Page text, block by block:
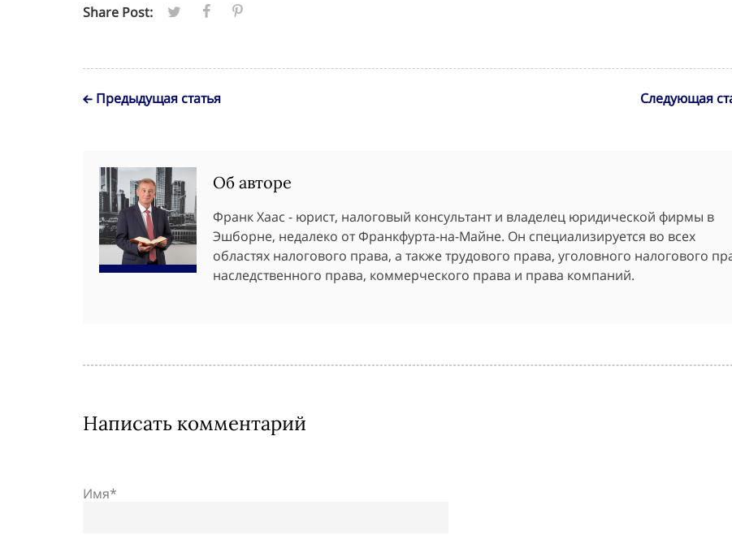
Share Post:
Предыдущая статья Следующая
Об авторе
Франк Хаас - юрист, налоговый консультант и владелец юридической фирмы в
Эшборне, недалеко от Франкфурта-на-Майне. Он специализируется во всех
областях налогового права, а также трудового права, уголовного налогового
наследственного права, коммерческого права и права компаний.
Написать комментарий
Имя*